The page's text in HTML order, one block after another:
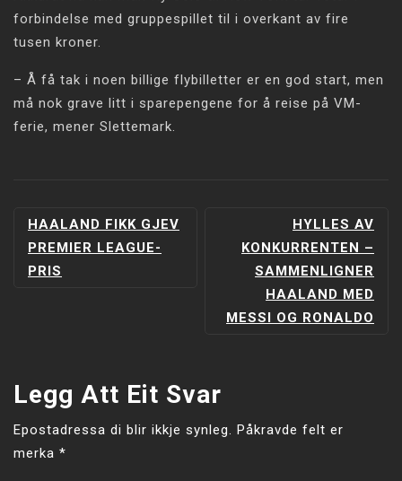
forbindelse med gruppespillet til i overkant av fire
tusen kroner.
– Å få tak i noen billige flybilletter er en god start, men
må nok grave litt i sparepengene for å reise på VM-
ferie, mener Slettemark.
INNLEGGSNAVIGERING
HAALAND FIKK GJEV
PREMIER LEAGUE-
PRIS
HYLLES AV
KONKURRENTEN –
SAMMENLIGNER
HAALAND MED
MESSI OG RONALDO
Legg Att Eit Svar
Epostadressa di blir ikkje synleg. Påkravde felt er
merka *